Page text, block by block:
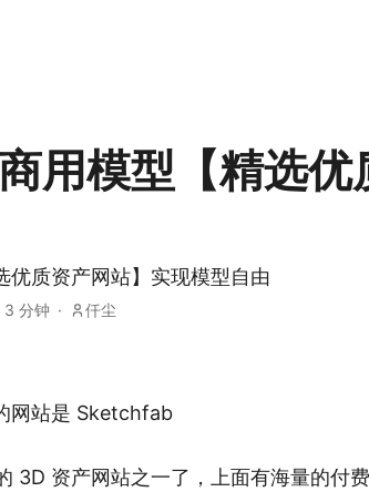
用模型【精选优
优质资产网站】实现模型自由
3 分钟 仟尘
网站是 Sketchfab
3D 资产网站之一了，上面有海量的付